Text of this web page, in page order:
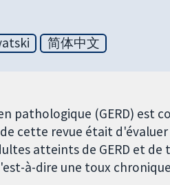
简体中文
pathologique (GERD) est
cette revue était
atteints de GERD et
à-dire une toux